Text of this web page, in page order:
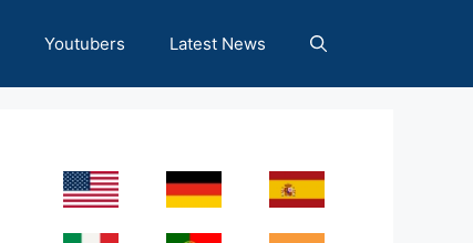
Youtubers Latest News